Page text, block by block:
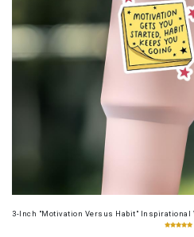
3-Inch "Motivation Versus Habit" Inspirational